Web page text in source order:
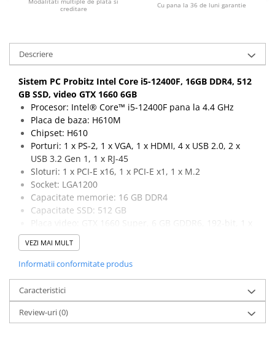
creditare
Cu pana la 36 de luni garantie
Descriere
Sistem PC Probitz Intel Core i5-12400F, 16GB DDR4, 512
GB SSD, video GTX 1660 6GB
Procesor: Intel® Core™ i5-12400F pana la 4.4 GHz
Placa de baza: H610M
Chipset: H610
Porturi: 1 x PS-2, 1 x VGA, 1 x HDMI, 4 x USB 2.0, 2 x
USB 3.2 Gen 1, 1 x RJ-45
Sloturi: 1 x PCI-E x16, 1 x PCI-E x1, 1 x M.2
Socket: LGA1200
Capacitate memorie: 16 GB DDR4
Capacitate SSD: 512 GB
DVI, 1 x HDMI, 1 x DisplayPort
VEZI MAI MULT
Informatii conformitate produs
Caracteristici
Review-uri(0)